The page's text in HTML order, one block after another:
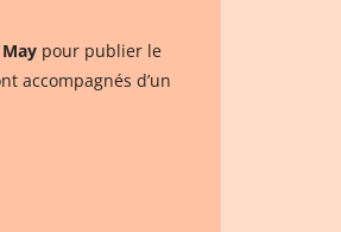
pour publier le
accompagnés d’un